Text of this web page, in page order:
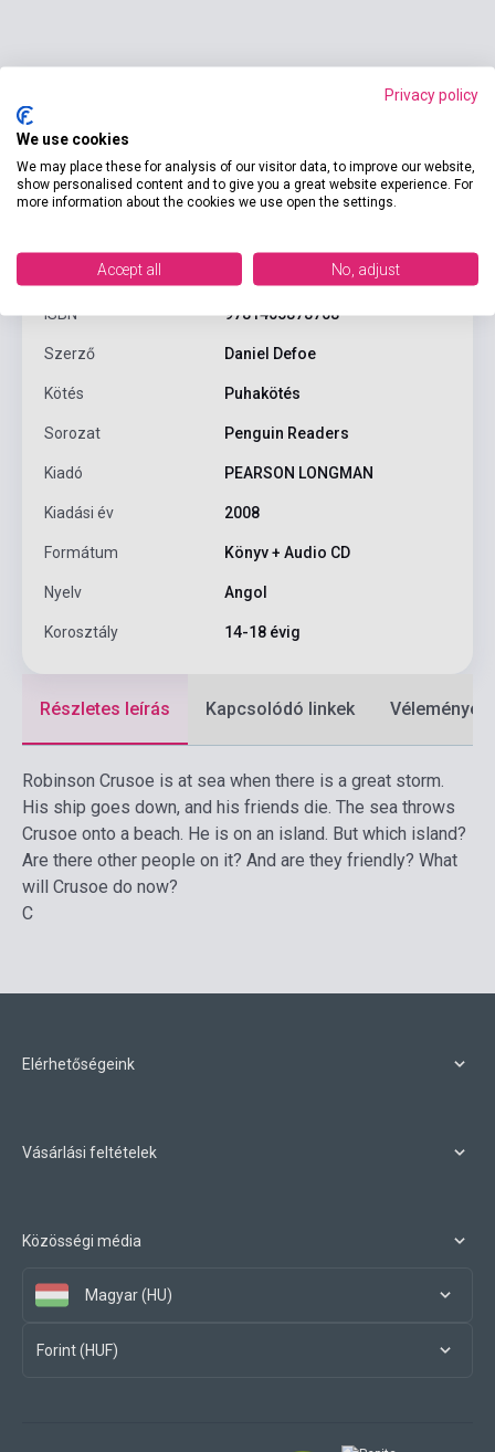
ISBN 9781405878708
Szerző Daniel Defoe
Kötés Puhakötés
Sorozat Penguin Readers
Kiadó PEARSON LONGMAN
Kiadási év 2008
Formátum Könyv + Audio CD
Nyelv Angol
Korosztály 14-18 évig
Részletes leírás Kapcsolódó linkek Vélemények
Robinson Crusoe is at sea when there is a great storm.
His ship goes down, and his friends die. The sea throws
Crusoe onto a beach. He is on an island. But which island?
Are there other people on it? And are they friendly? What
will Crusoe do now?
C
Elérhetőségeink
Vásárlási feltételek
Közösségi média
Magyar (HU)
Forint (HUF)
Privacy policy
We use cookies
We may place these for analysis of our visitor data, to improve our website,
show personalised content and to give you a great website experience. For
more information about the cookies we use open the settings.
Accept all No, adjust